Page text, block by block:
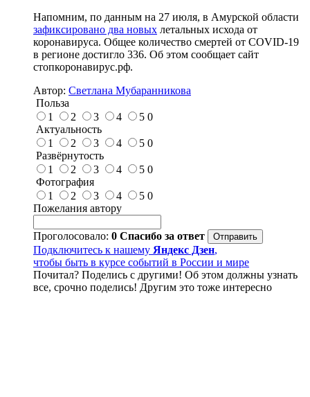
Напомним, по данным на 27 июля, в Амурской области
зафиксировано два новых летальных исхода от
коронавируса. Общее количество смертей от COVID-19
в регионе достигло 336. Об этом сообщает сайт
стопкоронавирус.рф.
Автор: Светлана Мубаранникова
Польза
1
2 3 4 5 0
Актуальность
1
2 3 4 5 0
Развёрнутость
1
2 3 4 5 0
Фотография
1
2 3 4 5 0
Пожелания автору
Проголосовало: 0 Спасибо за ответ
Подключитесь к нашему Яндекс Дзен,
чтобы быть в курсе событий в России и мире
Почитал? Поделись с другими! Об этом должны узнать
все, срочно поделись! Другим это тоже интересно